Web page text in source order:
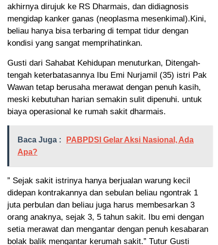
akhirnya dirujuk ke RS Dharmais, dan didiagnosis
mengidap kanker ganas (neoplasma mesenkimal).Kini,
beliau hanya bisa terbaring di tempat tidur dengan
kondisi yang sangat memprihatinkan.
Gusti dari Sahabat Kehidupan menuturkan, Ditengah-
tengah keterbatasannya Ibu Emi Nurjamil (35) istri Pak
Wawan tetap berusaha merawat dengan penuh kasih,
meski kebutuhan harian semakin sulit dipenuhi. untuk
biaya operasional ke rumah sakit dharmais.
Baca Juga :
PABPDSI Gelar Aksi Nasional, Ada
Apa?
” Sejak sakit istrinya hanya berjualan warung kecil
didepan kontrakannya dan sebulan beliau ngontrak 1
juta perbulan dan beliau juga harus membesarkan 3
orang anaknya, sejak 3, 5 tahun sakit. Ibu emi dengan
setia merawat dan mengantar dengan penuh kesabaran
bolak balik mengantar kerumah sakit.” Tutur Gusti